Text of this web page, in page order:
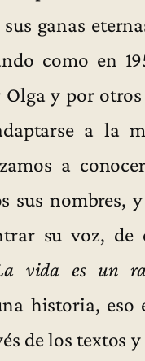
ganas
como en
y por
a la
a
sus nombres,
su voz, de
vida es un
historia, eso
de los textos